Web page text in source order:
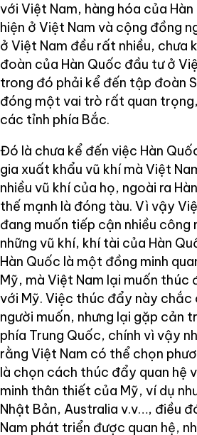
với Việt Nam, hàng hóa của
hiện ở Việt Nam và cộng đồng
ở Việt Nam đều rất nhiều, chưa
đoàn của Hàn Quốc đầu tư ở
trong đó phải kể đến tập đoàn
đóng một vai trò rất quan
các tỉnh phía Bắc.
Đó là chưa kể đến việc Hàn
gia xuất khẩu vũ khí mà Việt
nhiều vũ khí của họ, ngoài ra
thế mạnh là đóng tàu. Vì vậy
đang muốn tiếp cận nhiều công
những vũ khí, khí tài của Hàn
Hàn Quốc là một đồng minh
Mỹ, mà Việt Nam lại muốn thúc
với Mỹ. Việc thúc đẩy này chắc
người muốn, nhưng lại gặp cản
phía Trung Quốc, chính vì vậy
rằng Việt Nam có thể chọn
là chọn cách thúc đẩy quan hệ
minh thân thiết của Mỹ, ví dụ
Nhật Bản, Australia v.v…, điều
Nam phát triển được quan hệ,